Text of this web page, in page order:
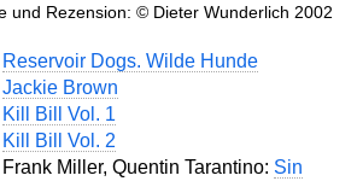
und Rezension: © Dieter Wunderlich 2002
Reservoir Dogs. Wilde Hunde
Jackie Brown
Kill Bill Vol. 1
Kill Bill Vol. 2
Miller, Quentin Tarantino: Sin